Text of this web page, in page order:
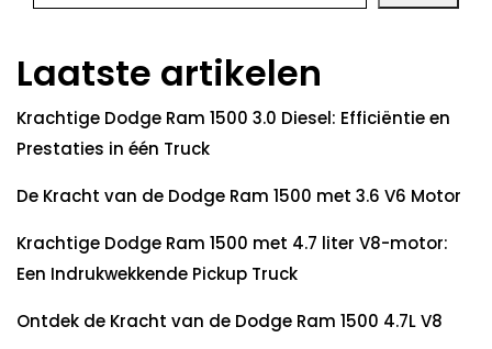
Laatste artikelen
Krachtige Dodge Ram 1500 3.0 Diesel: Efficiëntie en
Prestaties in één Truck
De Kracht van de Dodge Ram 1500 met 3.6 V6 Motor
Krachtige Dodge Ram 1500 met 4.7 liter V8-motor:
Een Indrukwekkende Pickup Truck
Ontdek de Kracht van de Dodge Ram 1500 4.7L V8